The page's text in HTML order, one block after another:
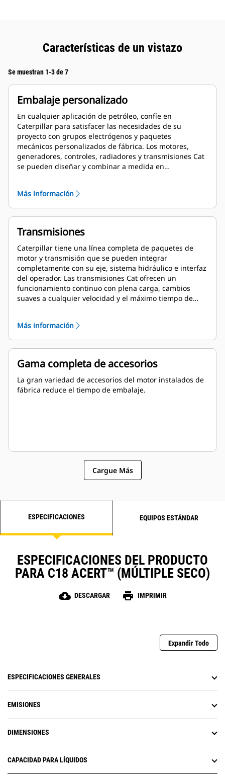
Características de un vistazo
Se muestran 1-3 de 7
Embalaje personalizado
En cualquier aplicación de petróleo, confíe en
Caterpillar para satisfacer las necesidades de su
proyecto con grupos electrógenos y paquetes
mecánicos personalizados de fábrica. Los motores,
generadores, controles, radiadores y transmisiones Cat
se pueden diseñar y combinar a medida en
tienen respaldo global y están cubiertos por una
garantía de un año después de la puesta en marcha.
Más información
Transmisiones
Caterpillar tiene una línea completa de paquetes de
motor y transmisión que se pueden integrar
completamente con su eje, sistema hidráulico e interfaz
del operador. Las transmisiones Cat ofrecen un
funcionamiento continuo con plena carga, cambios
suaves a cualquier velocidad y el máximo tiempo de
Más información
Gama completa de accesorios
La gran variedad de accesorios del motor instalados de
fábrica reduce el tiempo de embalaje.
Cargue Más
ESPECIFICACIONES EQUIPOS ESTÁNDAR
ESPECIFICACIONES DEL PRODUCTO
PARA C18 ACERT™ (MÚLTIPLE SECO)
cloud_download DESCARGAR print IMPRIMIR
Expandir Todo
ESPECIFICACIONES GENERALES
EMISIONES
DIMENSIONES
CAPACIDAD PARA LÍQUIDOS